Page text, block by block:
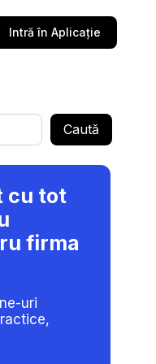
Intră în Aplicație
Caută
cu tot
firma
uri